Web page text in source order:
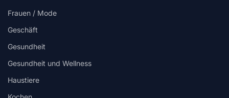
Frauen / Mode
Geschäft
Gesundheit
Gesundheit und Wellness
Haustiere